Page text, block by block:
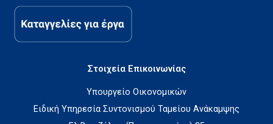
Στοιχεία Επικοινωνίας
Υπουργείο Οικονομικών
Ειδική Υπηρεσία Συντονισμού Ταμείου Ανάκαμψης